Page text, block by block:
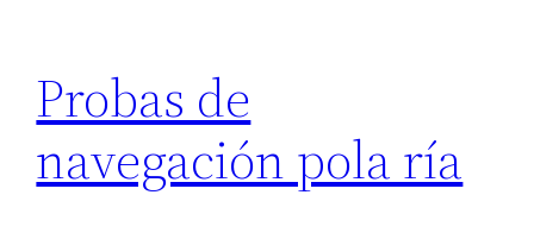
Probas de
navegación pola ría